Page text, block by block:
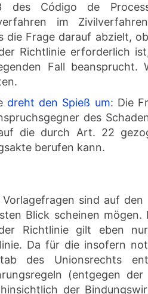
des Código de
im
die Frage darauf abzielt,
Richtlinie erforderlich
Fall beansprucht.
dreht den Spieß um: Die
des
die durch Art. 22
berufen kann.
sind auf
Blick scheinen mögen.
Richtlinie gilt eben
Da für die insofern
des Unionsrechts
(entgegen
der